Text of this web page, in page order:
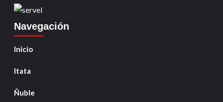
Navegación
Inicio
Itata
Ñuble